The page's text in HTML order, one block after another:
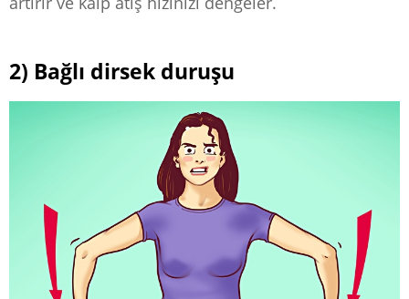
2) Bağlı dirsek duruşu